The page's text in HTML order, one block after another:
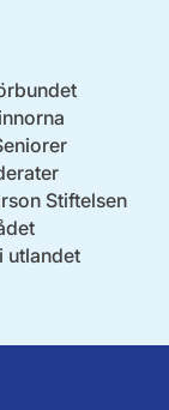
Stiftelsen
utlandet